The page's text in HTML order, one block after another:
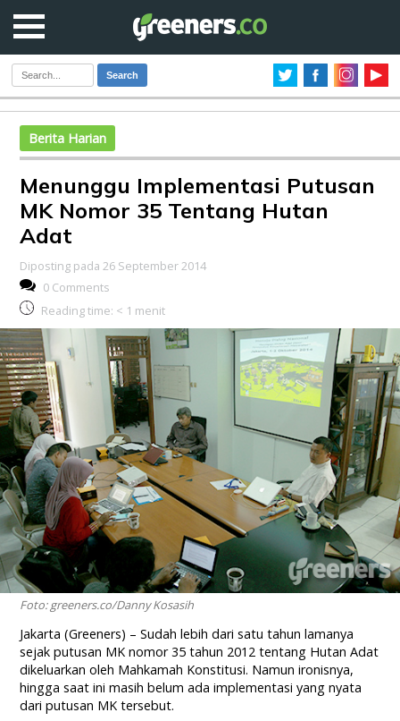
Search
Berita Harian
Menunggu Implementasi Putusan
MK Nomor 35 Tentang Hutan
Adat
Diposting pada 26 September 2014
0 Comments
Reading time: < 1 menit
Foto: greeners.co/Danny Kosasih
Jakarta (Greeners) – Sudah lebih dari satu tahun lamanya
sejak putusan MK nomor 35 tahun 2012 tentang Hutan Adat
dikeluarkan oleh Mahkamah Konstitusi. Namun ironisnya,
hingga saat ini masih belum ada implementasi yang nyata
dari putusan MK tersebut.